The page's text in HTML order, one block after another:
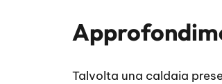
Talvolta una caldaia